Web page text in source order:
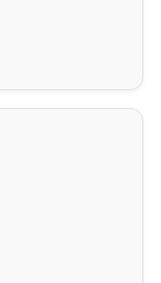
vor der
Homburg